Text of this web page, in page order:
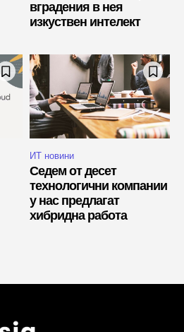
вградения в нея
изкуствен интелект
ИТ новини
Седем от десет
технологични компании
у нас предлагат
хибридна работа